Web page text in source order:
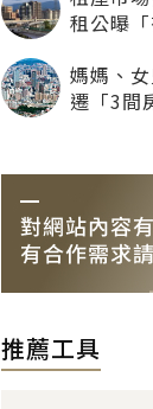
租公曝
媽媽、
遷「3間
推薦工具